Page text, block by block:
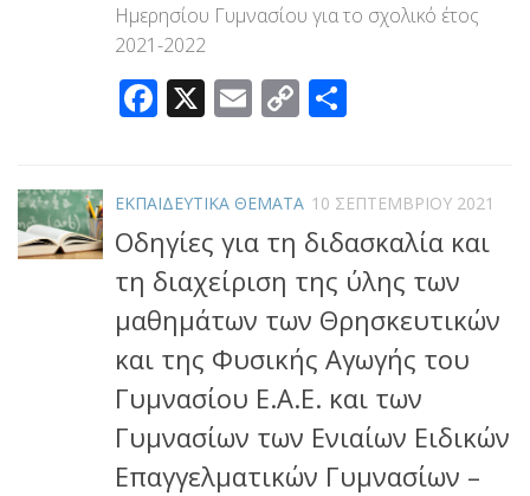
Ημερησίου Γυμνασίου για το σχολικό έτος
2021-2022
Facebook
X Email
Copy
ΕΚΠΑΙΔΕΥΤΙΚΑ ΘΕΜΑΤΑ 10 ΣΕΠΤΕΜΒΡΊΟΥ 2021
Οδηγίες για τη διδασκαλία και
τη διαχείριση της ύλης των
μαθημάτων των Θρησκευτικών
και της Φυσικής Αγωγής του
Γυμνασίου Ε.Α.Ε. και των
Γυμνασίων των Ενιαίων Ειδικών
Επαγγελματικών Γυμνασίων –